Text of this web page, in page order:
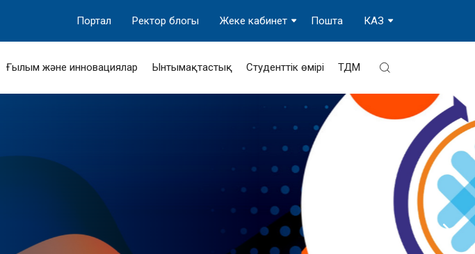
КАЗ
Пошта
Жеке кабинет
Ректор блогы
Портал
Ғылым және инновациялар Ынтымақтастық Студенттік өмірі ТДМ